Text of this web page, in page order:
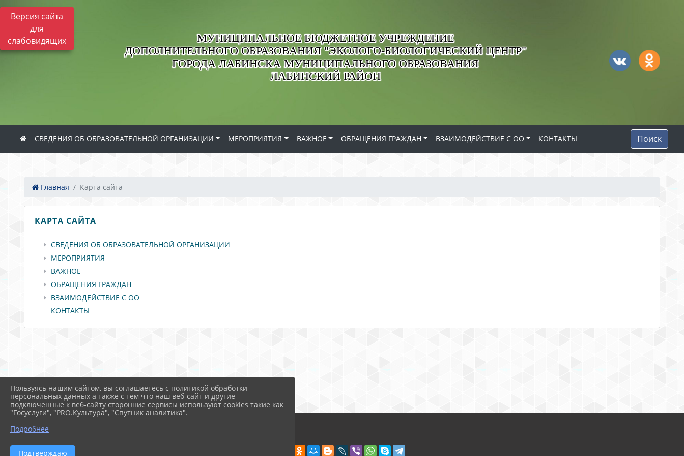
Версия сайта
для
слабовидящих
МУНИЦИПАЛЬНОЕ БЮДЖЕТНОЕ УЧРЕЖДЕНИЕ
ДОПОЛНИТЕЛЬНОГО ОБРАЗОВАНИЯ "ЭКОЛОГО-БИОЛОГИЧЕСКИЙ ЦЕНТР"
ГОРОДА ЛАБИНСКА МУНИЦИПАЛЬНОГО ОБРАЗОВАНИЯ
ЛАБИНСКИЙ РАЙОН
СВЕДЕНИЯ ОБ ОБРАЗОВАТЕЛЬНОЙ ОРГАНИЗАЦИИ МЕРОПРИЯТИЯ ВАЖНОЕ ОБРАЩЕНИЯ ГРАЖДАН ВЗАИМОДЕЙСТВИЕ С ОО КОНТАКТЫ Поиск
Главная Карта сайта
КАРТА САЙТА
СВЕДЕНИЯ ОБ ОБРАЗОВАТЕЛЬНОЙ ОРГАНИЗАЦИИ
МЕРОПРИЯТИЯ
ВАЖНОЕ
ОБРАЩЕНИЯ ГРАЖДАН
ВЗАИМОДЕЙСТВИЕ С ОО
КОНТАКТЫ
Пользуясь нашим сайтом, вы соглашаетесь с политикой обработки
персональных данных а также с тем что наш веб-сайт и другие
подключенные к веб-сайту сторонние сервисы используют cookies такие как
"Госуслуги", "PRO.Культура", "Спутник аналитика".
Подробнее
Подтверждаю